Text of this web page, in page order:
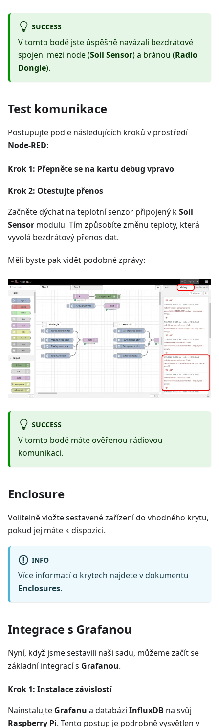
SUCCESS
V tomto bodě jste úspěšně navázali bezdrátové
spojení mezi node (Soil Sensor) a bránou (Radio
Dongle).
Test komunikace
Postupujte podle následujících kroků v prostředí
Node-RED:
Krok 1: Přepněte se na kartu debug vpravo
Krok 2: Otestujte přenos
Začněte dýchat na teplotní senzor připojený kSoil
Sensor modulu. Tím způsobíte změnu teploty, která
vyvolá bezdrátový přenos dat.
Měli byste pak vidět podobné zprávy:
SUCCESS
V tomto bodě máte ověřenou rádiovou
komunikaci.
Enclosure
Volitelně vložte sestavené zařízení do vhodného krytu,
pokud jej máte k dispozici.
INFO
Více informací o krytech najdete v dokumentu
Enclosures.
Integrace s Grafanou
Nyní, když jsme sestavili naši sadu, můžeme začít se
základní integrací s Grafanou.
Krok 1: Instalace závislostí
Nainstalujte Grafanu a databázi InfluxDB na svůj
Raspberry Pi. Tento postup je podrobně vysvětlen v